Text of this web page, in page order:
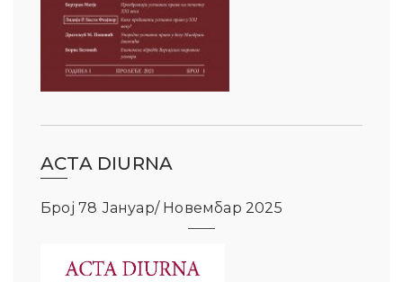
ACTA DIURNA
Број 78 Јануар/ Новембар 2025